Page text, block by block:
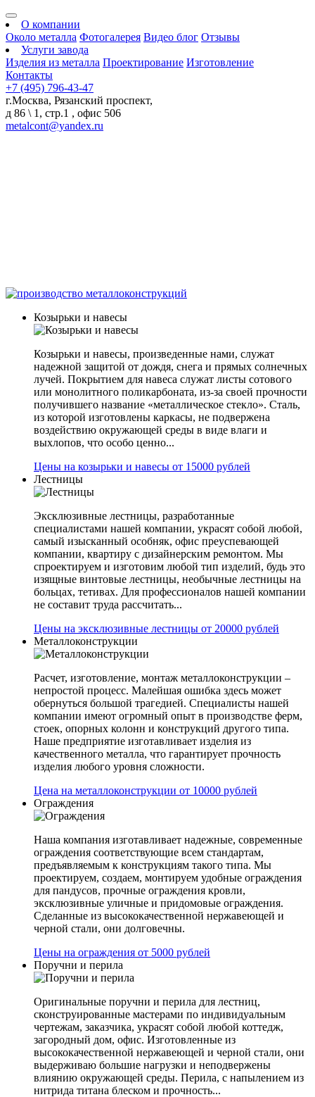
О компании
Около металла Фотогалерея Видео блог Отзывы
Услуги завода
Изделия из металла Проектирование Изготовление
Контакты
+7 (495) 796-43-47
г.Москва, Рязанский проспект,
д 86 \ 1, стр.1 , офис 506
metalcont@yandex.ru
Козырьки и навесы
Козырьки и навесы, произведенные нами, служат
надежной защитой от дождя, снега и прямых солнечных
лучей. Покрытием для навеса служат листы сотового
или монолитного поликарбоната, из-за своей прочности
получившего название «металлическое стекло». Сталь,
из которой изготовлены каркасы, не подвержена
воздействию окружающей среды в виде влаги и
выхлопов, что особо ценно...
Цены на козырьки и навесы от 15000 рублей
Лестницы
Эксклюзивные лестницы, разработанные
специалистами нашей компании, украсят собой любой,
самый изысканный особняк, офис преуспевающей
компании, квартиру с дизайнерским ремонтом. Мы
спроектируем и изготовим любой тип изделий, будь это
изящные винтовые лестницы, необычные лестницы на
больцах, тетивах. Для профессионалов нашей компании
не составит труда рассчитать...
Цены на эксклюзивные лестницы от 20000 рублей
Металлоконструкции
Расчет, изготовление, монтаж металлоконструкции –
непростой процесс. Малейшая ошибка здесь может
обернуться большой трагедией. Специалисты нашей
компании имеют огромный опыт в производстве ферм,
стоек, опорных колонн и конструкций другого типа.
Наше предприятие изготавливает изделия из
качественного металла, что гарантирует прочность
изделия любого уровня сложности.
Цена на металлоконструкции от 10000 рублей
Ограждения
Наша компания изготавливает надежные, современные
ограждения соответствующие всем стандартам,
предъявляемым к конструкциям такого типа. Мы
проектируем, создаем, монтируем удобные ограждения
для пандусов, прочные ограждения кровли,
эксклюзивные уличные и придомовые ограждения.
Сделанные из высококачественной нержавеющей и
черной стали, они долговечны.
Цены на ограждения от 5000 рублей
Поручни и перила
Оригинальные поручни и перила для лестниц,
сконструированные мастерами по индивидуальным
чертежам, заказчика, украсят собой любой коттедж,
загородный дом, офис. Изготовленные из
высококачественной нержавеющей и черной стали, они
выдерживаю большие нагрузки и неподвержены
влиянию окружающей среды. Перила, с напылением из
нитрида титана блеском и прочность...